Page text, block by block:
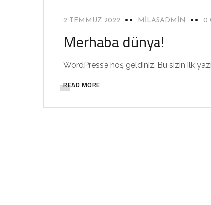
2 TEMMUZ 2022 MILASADMIN 0
Merhaba dünya!
WordPress’e hoş geldiniz. Bu sizin ilk
READ MORE